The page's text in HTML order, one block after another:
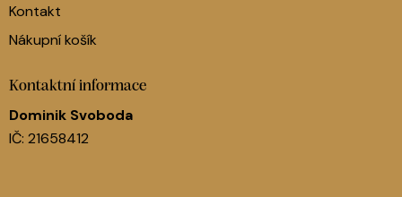
Kontakt
Nákupní košík
Kontaktní informace
Dominik Svoboda
IČ: 21658412